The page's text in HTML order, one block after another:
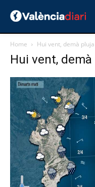
Home Hui vent, demà pluja
Hui vent,